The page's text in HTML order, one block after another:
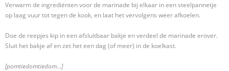
Verwarm de ingrediënten voor de marinade bij elkaar in een steelpannetje
op laag vuur tot tegen de kook, en laat het vervolgens weer afkoelen.
Doe de reepjes kip in een afsluitbaar bakje en verdeel de marinade erover.
Sluit het bakje af en zet het een dag (of meer) in de koelkast.
[pomtiedomtiedom…]